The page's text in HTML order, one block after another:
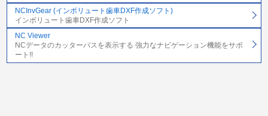
NCInvGear (インボリュート歯車DXF作成ソフト)
インボリュート歯車DXF作成ソフト
NC Viewer
NCデータのカッターパスを表示する 強力なナビゲーション機能をサポ
ート!!